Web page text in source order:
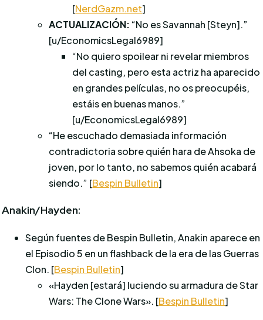
[NerdGazm.net]
ACTUALIZACIÓN: “No es Savannah [Steyn].”
[u/EconomicsLegal6989]
“No quiero spoilear ni revelar miembros
del casting, pero esta actriz ha aparecido
en grandes películas, no os preocupéis,
estáis en buenas manos.”
[u/EconomicsLegal6989]
“He escuchado demasiada información
contradictoria sobre quién hara de Ahsoka de
joven, por lo tanto, no sabemos quién acabará
siendo.” [Bespin Bulletin]
Anakin/Hayden:
Según fuentes de Bespin Bulletin, Anakin aparece en
el Episodio 5 en un flashback de la era de las Guerras
Clon. [Bespin Bulletin]
«Hayden [estará] luciendo su armadura de Star
Wars: The Clone Wars». [Bespin Bulletin]